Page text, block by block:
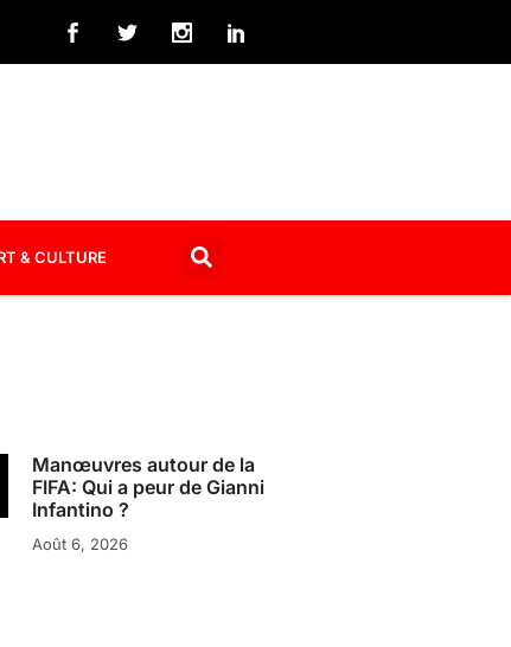
& CULTURE
Manœuvres autour de la
FIFA: Qui a peur de Gianni
Infantino ?
Août 6, 2026